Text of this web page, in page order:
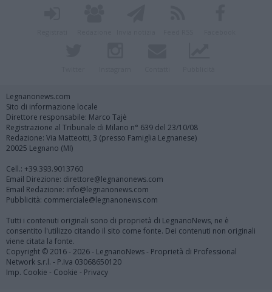
Legnanonews.com
Sito di informazione locale
Direttore responsabile: Marco Tajè
Registrazione al Tribunale di Milano n° 639 del 23/10/08
Redazione: Via Matteotti, 3 (presso Famiglia Legnanese)
20025 Legnano (MI)
Cell.: +39.393.9013760
Email Direzione: direttore@legnanonews.com
Email Redazione: info@legnanonews.com
Pubblicità: commerciale@legnanonews.com
Tutti i contenuti originali sono di proprietà di LegnanoNews, ne è
consentito l'utilizzo citando il sito come fonte. Dei contenuti non originali
viene citata la fonte.
Copyright © 2016 - 2026 - LegnanoNews - Proprietà di Professional
Network s.r.l. - P.Iva 03068650120
Imp. Cookie - Cookie - Privacy